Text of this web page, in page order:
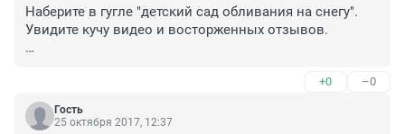
Наберите в гугле "детский сад обливания на снегу".
Увидите кучу видео и восторженных отзывов.
оговаривают их, так что всё это - не показатель
"плохой приёмной семьи".
+0 –0
Гость
25 октября 2017, 12:37